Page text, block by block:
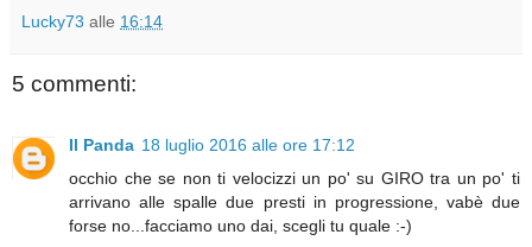
Lucky73 alle 16:14
5 commenti:
Il Panda 18 luglio 2016 alle ore 17:12
occhio che se non ti velocizzi un po' su GIRO tra un po' ti
arrivano alle spalle due presti in progressione, vabè due
forse no...facciamo uno dai, scegli tu quale :-)